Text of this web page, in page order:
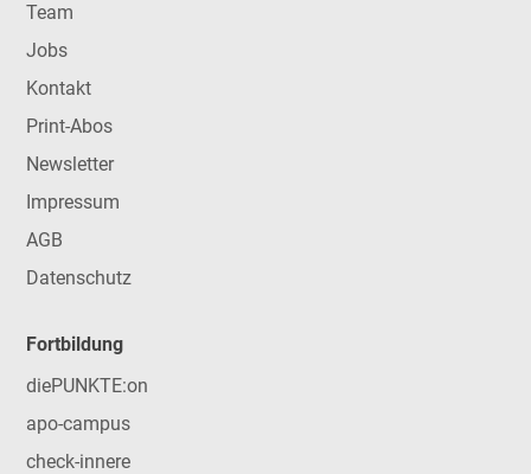
Team
Jobs
Kontakt
Print-Abos
Newsletter
Impressum
AGB
Datenschutz
Fortbildung
diePUNKTE:on
apo-campus
check-innere